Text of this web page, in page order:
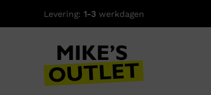
Levering: 1-3 werkdagen